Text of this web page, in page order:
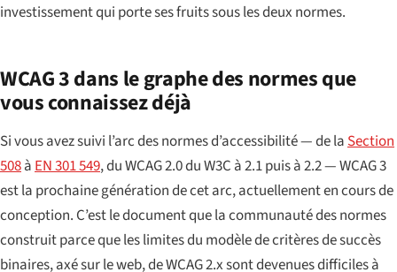
investissement qui porte ses fruits sous les deux normes.
WCAG 3 dans le graphe des normes que
vous connaissez déjà
Si vous avez suivi l’arc des normes d’accessibilité — de laSection
508àEN 301 549, du WCAG 2.0 du W3C à 2.1 puis à 2.2 — WCAG 3
est la prochaine génération de cet arc, actuellement en cours de
conception. C’est le document que la communauté des normes
construit parce que les limites du modèle de critères de succès
binaires, axé sur le web, de WCAG 2.x sont devenues difficiles à